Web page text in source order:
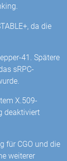
da die
41. Spätere
sRPC-
X.509-
deaktiviert
für CGO und die
weiterer